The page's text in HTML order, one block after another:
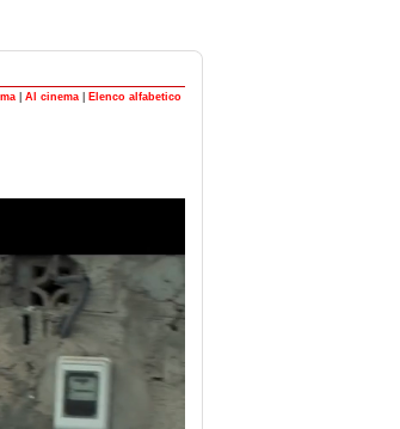
Al cinema Elenco alfabetico